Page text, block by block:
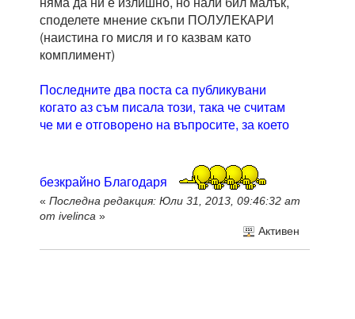
споделете мнение скъпи ПОЛУЛЕКАРИ
(наистина го мисля и го казвам като
комплимент)
Последните два поста са публикувани
когато аз съм писала този, така че считам
че ми е отговорено на въпросите, за което
безкрайно Благодаря
« Последна редакция: Юли 31, 2013, 09:46:32 am
от ivelinca »
Активен